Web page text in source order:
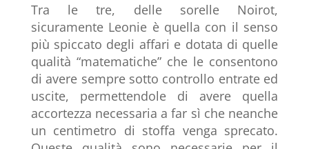
Tra le tre, delle sorelle Noirot,
sicuramente Leonie è quella con il senso
più spiccato degli affari e dotata di quelle
qualità “matematiche” che le consentono
di avere sempre sotto controllo entrate ed
uscite, permettendole di avere quella
accortezza necessaria a far sì che neanche
un centimetro di stoffa venga sprecato.